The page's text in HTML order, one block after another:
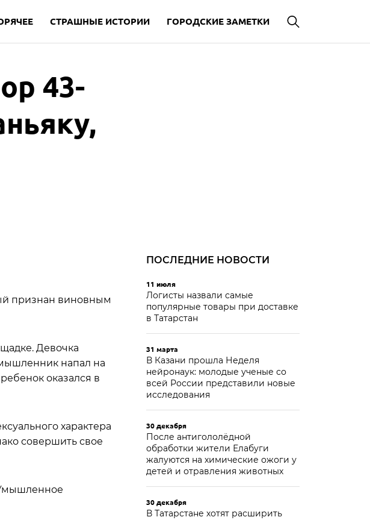
СТРАШНЫЕ ИСТОРИИ ГОРОДСКИЕ ЗАМЕТКИ
43-
признан виновным
Девочка
напал на
оказался в
характера
совершить свое
ПОСЛЕДНИЕ НОВОСТИ
11 июля
Логисты назвали самые
популярные товары при доставке
в Татарстан
31 марта
В Казани прошла Неделя
нейронаук: молодые ученые со
всей России представили новые
исследования
30 декабря
После антигололёдной
обработки жители Елабуги
жалуются на химические ожоги у
детей и отравления животных
30 декабря
В Татарстане хотят расширить